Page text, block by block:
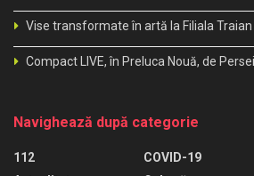
Vise transformate în artă la Filiala Traian
Compact LIVE, în Preluca Nouă, de
Navighează după categorie
112
COVID-19